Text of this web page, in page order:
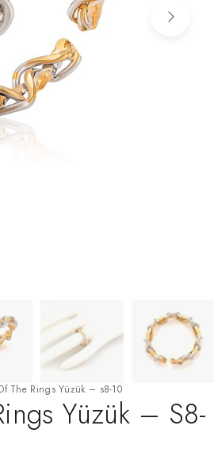
The Rings Yüzük – s8-10
Yüzük – S8-